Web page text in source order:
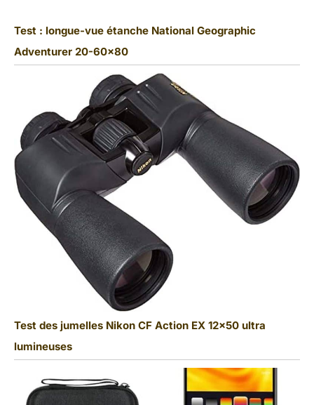
Test : longue-vue étanche National Geographic
Adventurer 20-60×80
Test des jumelles Nikon CF Action EX 12×50 ultra
lumineuses